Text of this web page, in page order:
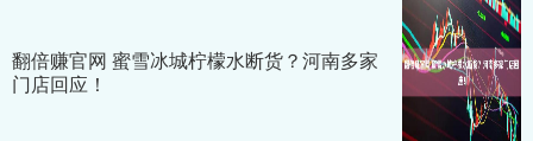
翻倍赚官网 蜜雪冰城柠檬水断货？河南多家
门店回应！